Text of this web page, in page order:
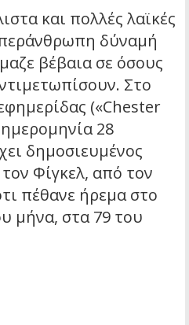
και πολλές λαϊκές
δύναμή
βέβαια σε όσους
Στο
(«Chester
28
δημοσιευμένος
τον Φίγκελ, από τον
πέθανε ήρεμα στο
μήνα, στα 79 του